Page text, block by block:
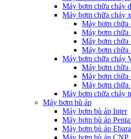
Máy bơm chữa cháy
Máy bơm chữa cháy
Máy bơm chữa
Máy bơm chữa
Máy bơm chữa
Máy bơm
Máy bơm chữa cháy
Máy bơm chữa
Máy bơm chữa
Máy bơm
Máy bơm chữa cháy
Máy bơm bù áp
Máy bơm bù áp Inter
Máy bơm bù áp
Máy bơm bù áp Ebara
Máy bơm bù áp CNP